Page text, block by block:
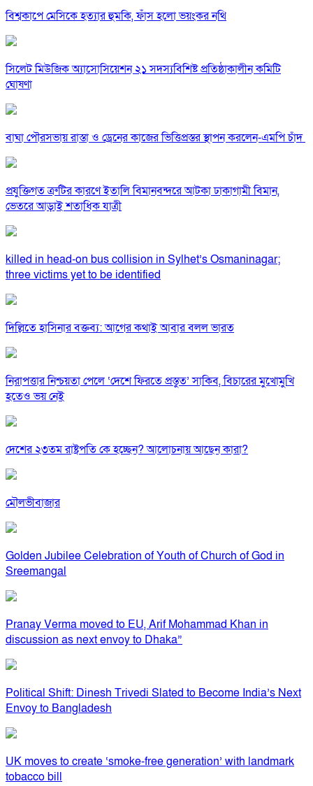
বিশ্বকাপে মেসিকে হত্যার হুমকি, ফাঁস হলো ভয়ংকর নথি
সিলেট মিউজিক অ্যাসোসিয়েশন ২১ সদস্যবিশিষ্ট প্রতিষ্ঠাকালীন কমিটি
ঘোষণা
বাঘা পৌরসভায় রাস্তা ও ড্রেনের কাজের ভিত্তিপ্রস্তর স্থাপন করলেন-এমপি চাঁদ
প্রযুক্তিগত ত্রুটির কারণে ইতালি বিমানবন্দরে আটকা ঢাকাগামী বিমান,
ভেতরে আড়াই শতাধিক যাত্রী
killed in head-on bus collision in Sylhet’s Osmaninagar;
three victims yet to be identified
দিল্লিতে হাসিনার বক্তব্য: আগের কথাই আবার বলল ভারত
নিরাপত্তার নিশ্চয়তা পেলে ‘দেশে ফিরতে প্রস্তুত’ সাকিব, বিচারের মুখোমুখি
হতেও ভয় নেই
দেশের ২৩তম রাষ্ট্রপতি কে হচ্ছেন? আলোচনায় আছেন কারা?
মৌলভীবাজার
Golden Jubilee Celebration of Youth of Church of God in
Sreemangal
Pranay Verma moved to EU, Arif Mohammad Khan in
discussion as next envoy to Dhaka”
Political Shift: Dinesh Trivedi Slated to Become India’s Next
Envoy to Bangladesh
UK moves to create ‘smoke-free generation’ with landmark
tobacco bill